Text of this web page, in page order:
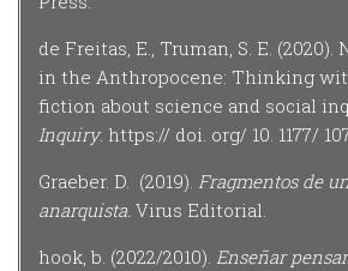
de Freitas, E., Truman, S. E.
in the Anthropocene: Thinking
fiction about science and social
Inquiry. https:// doi. org/ 10. 1177/
Graeber. D. (2019). Fragmentos de
anarquista. Virus Editorial.
hook, b. (2022/2010). Enseñar